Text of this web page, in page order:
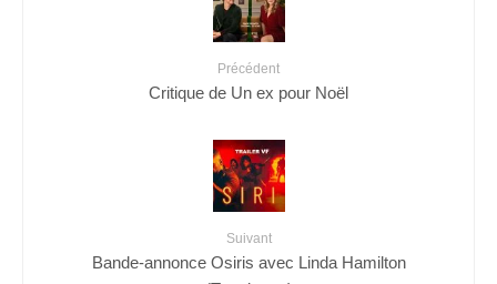
Précédent
Critique de Un ex pour Noël
Suivant
Bande-annonce Osiris avec Linda Hamilton